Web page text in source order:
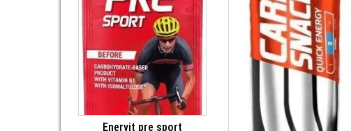
Enervit pre sport